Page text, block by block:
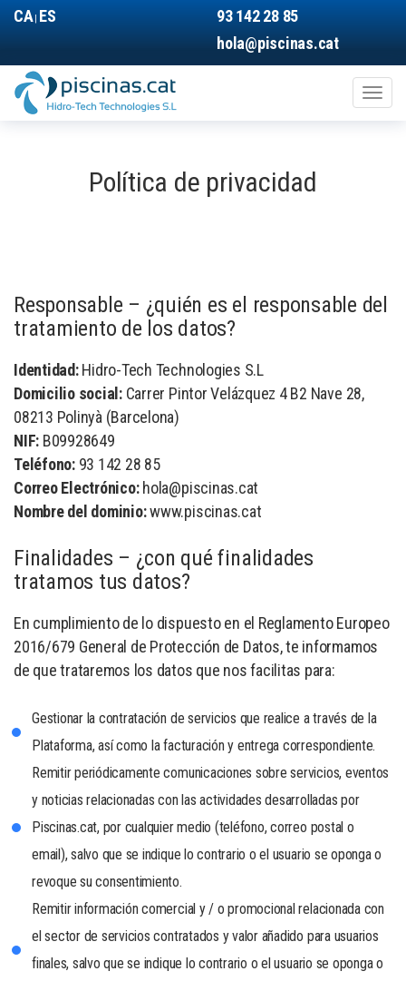
Pasar
principal
CA| ES
93 142 28 85
hola@piscinas.cat
navigation
Política de privacidad
Responsable – ¿quién es el responsable del
tratamiento de los datos?
Identidad:Hidro-Tech Technologies S.L
Domicilio social:Carrer Pintor Velázquez 4 B2 Nave 28,
08213 Polinyà (Barcelona)
NIF: B09928649
Teléfono:93 142 28 85
Correo Electrónico: hola@piscinas.cat
Nombre del dominio:www.piscinas.cat
Finalidades – ¿con qué finalidades
tratamos tus datos?
En cumplimiento de lo dispuesto en el Reglamento Europeo
2016/679 General de Protección de Datos, te informamos
de que trataremos los datos que nos facilitas para:
Gestionar la contratación de servicios que realice a través de la
Plataforma, así como la facturación y entrega correspondiente.
Remitir periódicamente comunicaciones sobre servicios, eventos
y noticias relacionadas con las actividades desarrolladas por
Piscinas.cat, por cualquier medio (teléfono, correo postal o
email), salvo que se indique lo contrario o el usuario se oponga o
revoque su consentimiento.
Remitir información comercial y / o promocional relacionada con
el sector de servicios contratados y valor añadido para usuarios
finales, salvo que se indique lo contrario o el usuario se oponga o